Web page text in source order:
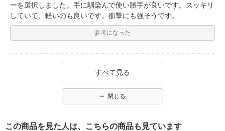
ーを選択しました。手に馴染んで使い勝手が良いです。スッキリ
していて、軽いのも良いです。衝撃にも強そうです。
参考になった
すべて見る
閉じる
この商品を見た人は、こちらの商品も見ています